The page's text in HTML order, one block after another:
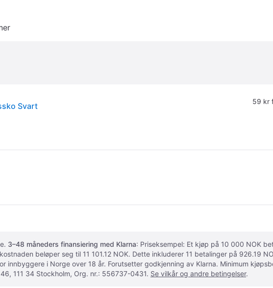
Svart 59 kr
3–48 måneders finansiering med Klarna: Priseksempel: Et kjøp på 10 000 NOK
beløper seg til 11 101.12 NOK. Dette inkluderer 11 betalinger på 926.19
i Norge over 18 år. Forutsetter godkjenning av Klarna. Minimum
111 34 Stockholm, Org. nr.: 556737-0431. Se vilkår og andre betingelser.